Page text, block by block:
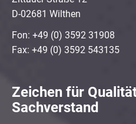
D-02681 Wilthen
Fon: +49 (0) 3592 31908
Fax: +49 (0) 3592 543135
Zeichen für
Sachverstand